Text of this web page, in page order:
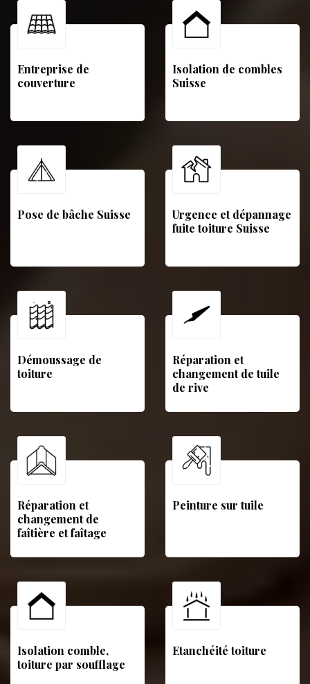
Entreprise de
couverture
Isolation de combles
Suisse
Pose de bâche Suisse
Urgence et dépannage
fuite toiture Suisse
Démoussage de
toiture
Réparation et
changement de tuile
de rive
Réparation et
changement de
faîtière et faîtage
Peinture sur tuile
Isolation comble,
toiture par soufflage
Etanchéité toiture